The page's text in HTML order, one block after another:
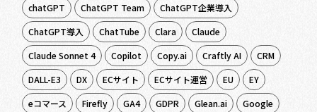
chatGPT
ChatGPT Team
ChatGPT企業導入
ChatGPT導入
ChatTube Clara
Claude
Claude Sonnet 4
Copilot Copy.ai Craftly AI
CRM
DALL-E3
DX ECサイト ECサイト運営 EU
EY
eコマース
Firefly GA4 GDPR Glean.ai
Google